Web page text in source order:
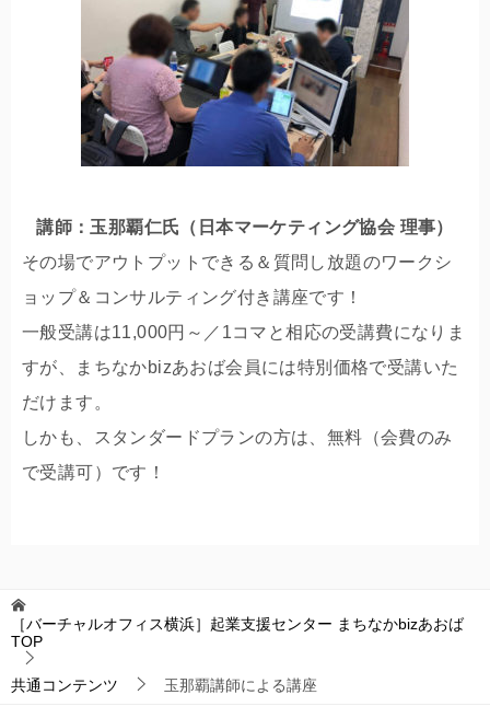
講師：玉那覇仁氏（日本マーケティング協会 理事）
その場でアウトプットできる＆質問し放題のワークシ
ョップ＆コンサルティング付き講座です！
一般受講は11,000円～／1コマと相応の受講費になりま
すが、まちなかbizあおば会員には特別価格で受講いた
だけます。
しかも、スタンダードプランの方は、無料（会費のみ
で受講可）です！
［バーチャルオフィス横浜］起業支援センター まちなかbizあおば
TOP
共通コンテンツ 玉那覇講師による講座